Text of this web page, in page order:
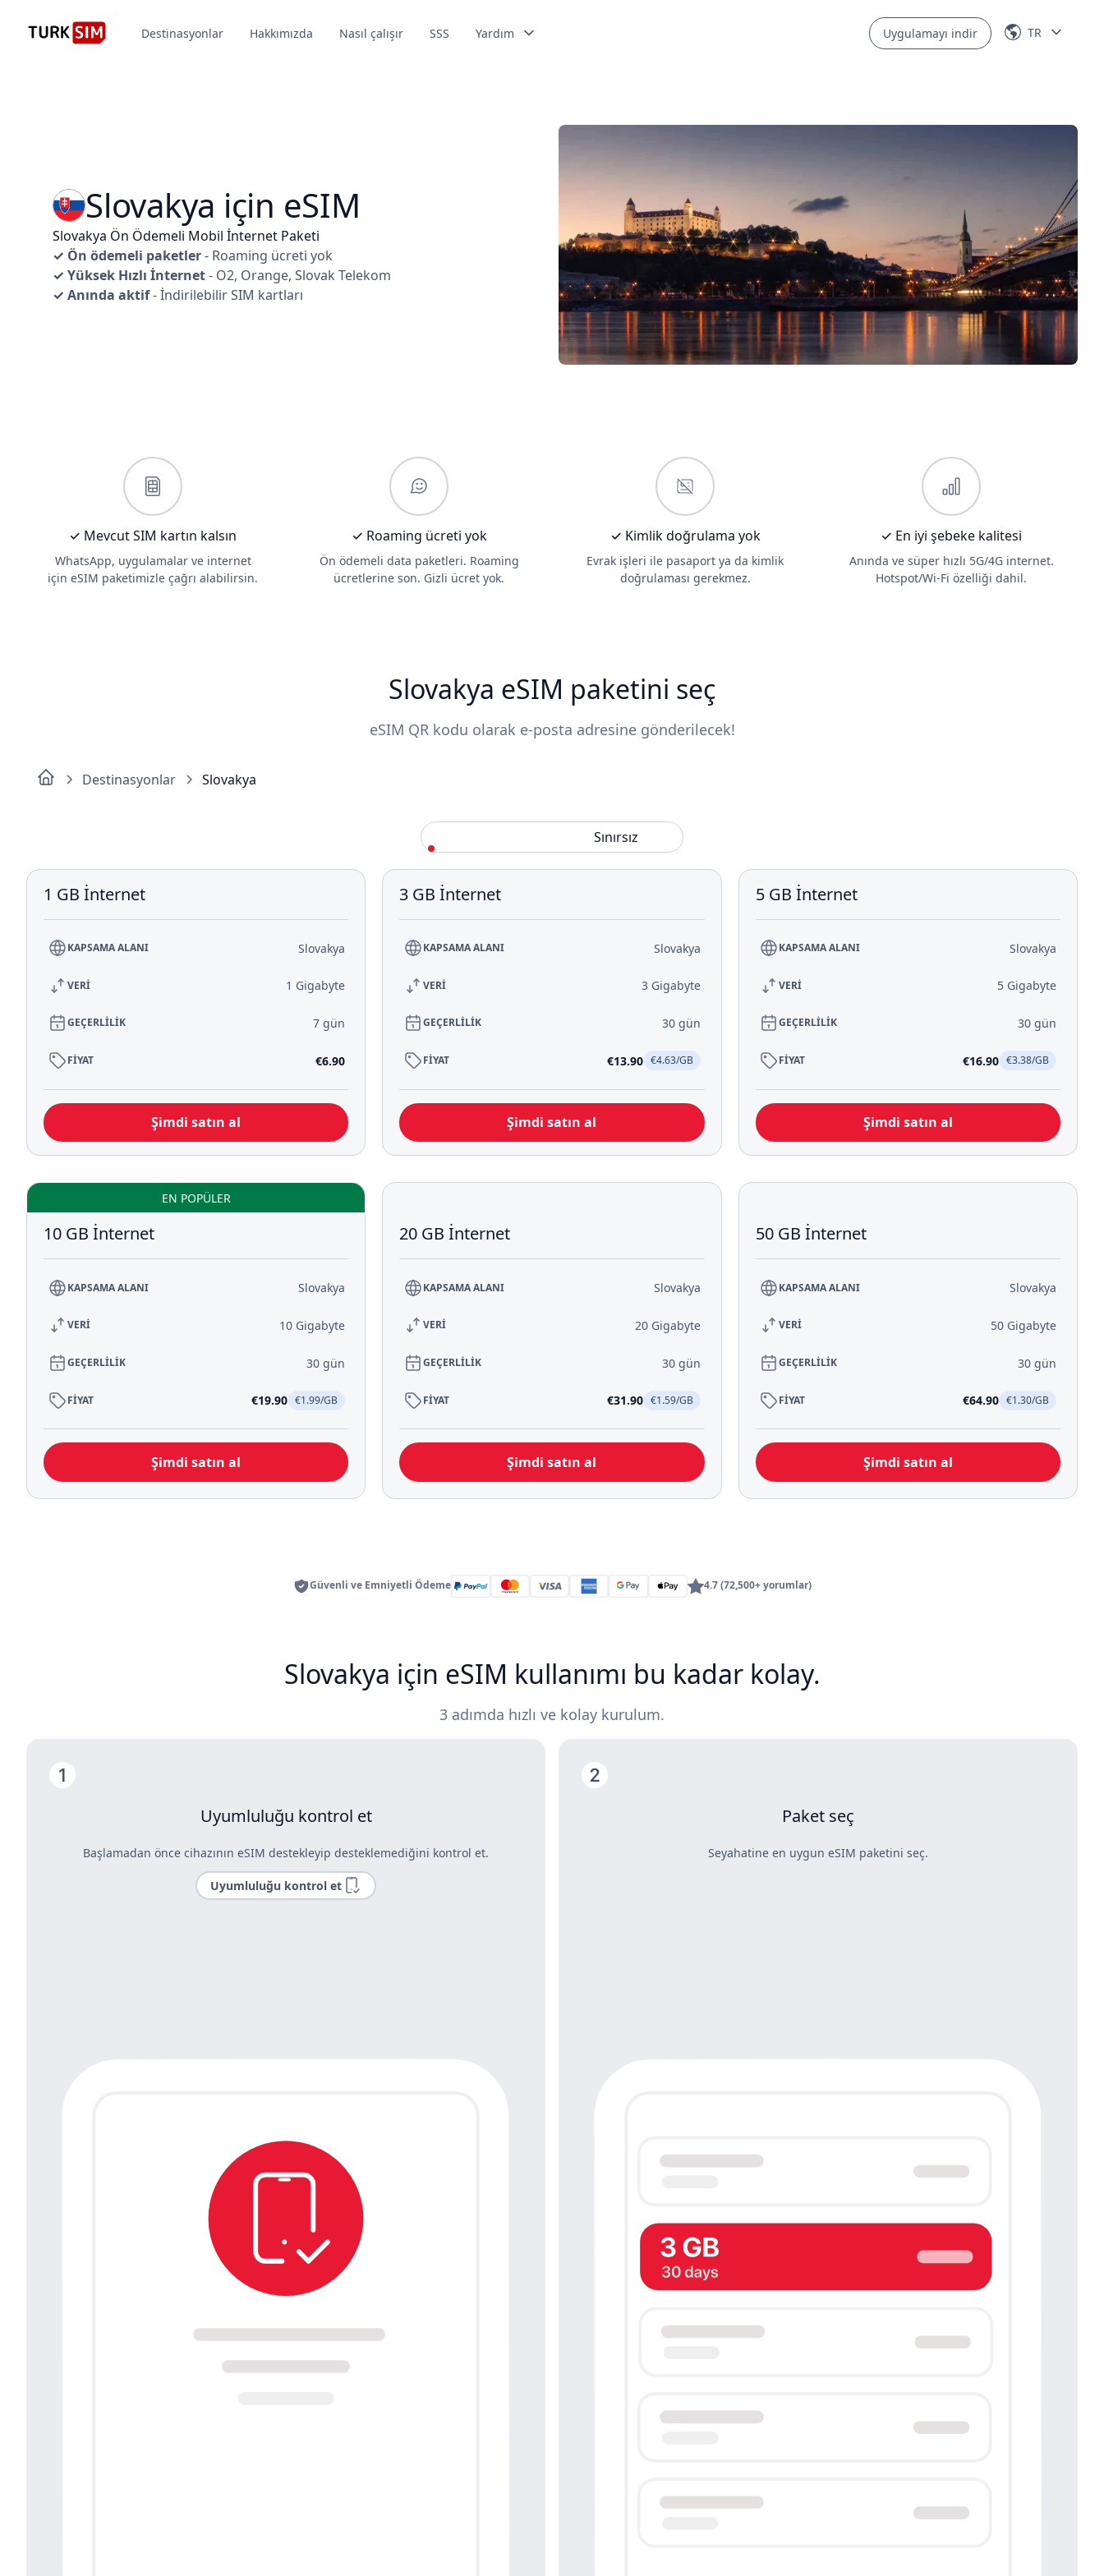
Destinasyonlar Hakkımızda Nasıl çalışır SSS Yardım Uygulamayı indir TR
Slovakya için eSIM
Slovakya Ön Ödemeli Mobil İnternet Paketi
✓ Ön ödemeli paketler- Roaming ücreti yok
✓ Yüksek Hızlı İnternet- O2, Orange, Slovak Telekom
✓ Anında aktif- İndirilebilir SIM kartları
✓ Mevcut SIM kartın kalsın
WhatsApp, uygulamalar ve internet
için eSIM paketimizle çağrı alabilirsin.
✓ Roaming ücreti yok
Ön ödemeli data paketleri. Roaming
ücretlerine son. Gizli ücret yok.
✓ Kimlik doğrulama yok
Evrak işleri ile pasaport ya da kimlik
doğrulaması gerekmez.
✓ En iyi şebeke kalitesi
Anında ve süper hızlı 5G/4G internet.
Hotspot/Wi-Fi özelliği dahil.
Slovakya eSIM paketini seç
eSIM QR kodu olarak e-posta adresine gönderilecek!
Destinasyonlar Slovakya
Sınırsız
1 GB İnternet
KAPSAMA ALANI Slovakya
VERİ 1 Gigabyte
GEÇERLİLİK 7 gün
FİYAT €6.90
Şimdi satın al
3 GB İnternet
KAPSAMA ALANI Slovakya
VERİ 3 Gigabyte
GEÇERLİLİK 30 gün
FİYAT €13.90 €4.63/GB
Şimdi satın al
5 GB İnternet
KAPSAMA ALANI Slovakya
VERİ 5 Gigabyte
GEÇERLİLİK 30 gün
FİYAT €16.90 €3.38/GB
Şimdi satın al
EN POPÜLER
10 GB İnternet
KAPSAMA ALANI Slovakya
VERİ 10 Gigabyte
GEÇERLİLİK 30 gün
FİYAT €19.90 €1.99/GB
Şimdi satın al
20 GB İnternet
KAPSAMA ALANI Slovakya
VERİ 20 Gigabyte
GEÇERLİLİK 30 gün
FİYAT €31.90 €1.59/GB
Şimdi satın al
50 GB İnternet
KAPSAMA ALANI Slovakya
VERİ 50 Gigabyte
GEÇERLİLİK 30 gün
FİYAT €64.90 €1.30/GB
Şimdi satın al
Güvenli ve Emniyetli Ödeme 4.7 (72,500+ yorumlar)
Slovakya için eSIM kullanımı bu kadar kolay.
3 adımda hızlı ve kolay kurulum.
Uyumluluğu kontrol et
Başlamadan önce cihazının eSIM destekleyip desteklemediğini kontrol et.
Uyumluluğu kontrol et
Paket seç
Seyahatine en uygun eSIM paketini seç.